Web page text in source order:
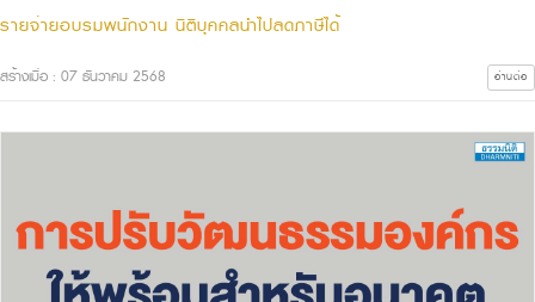
รายจ่ายอบรมพนักงาน นิติบุคคลนำไปลดภาษีได้
สร้างเมื่อ : 07 ธันวาคม 2568 อ่านต่อ